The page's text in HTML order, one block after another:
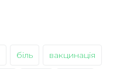
біль вакцинація